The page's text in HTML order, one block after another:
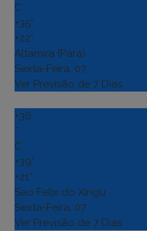
C
+35°
+22°
Altamira (Para)
Sexta-Feira, 07
Ver Previsão de 7 Dias
+36
°
C
+39°
+21°
Sao Felix do Xingu
Sexta-Feira, 07
Ver Previsão de 7 Dias